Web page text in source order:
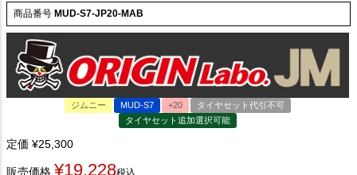
商品番号 MUD-S7-JP20-MAB
ジムニー MUD-S7 +20
タイヤセット代引不可
タイヤセット追加選択可能
定価 ¥25,300
販売価格 ¥19,228